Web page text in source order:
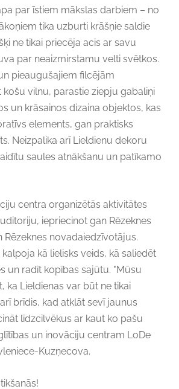
par īstiem mākslas darbiem – no
tika uzburti krāšņie saldie
ne tikai priecēja acis ar savu
par neaizmirstamu velti svētkos.
pieaugušajiem filcējām
košu vilnu, parastie ziepju gabaliņi
un krāsainos dizaina objektos, kas
elements, gan praktisks
Neizpalika arī Lieldienu dekoru
saules atnākšanu un patīkamo
centra organizētās aktivitātes
iepriecinot gan Rēzeknes
Rēzeknes novadaiedzīvotājus.
kā lielisks veids, kā saliedēt
un radīt kopības sajūtu. "Mūsu
ka Lieldienas var būt ne tikai
brīdis, kad atklāt sevī jaunus
līdzcilvēkus ar kaut ko pašu
un inovāciju centram LoDe
Kuzņecova.